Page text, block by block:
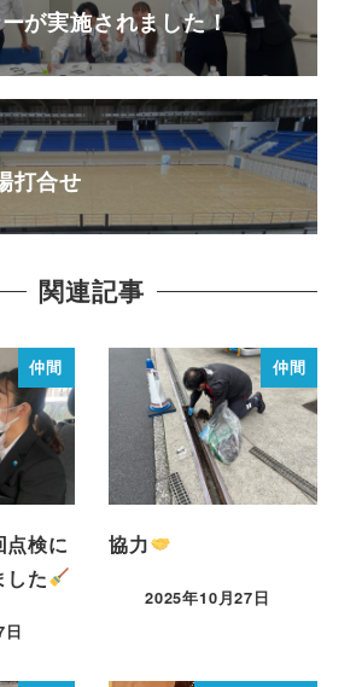
が実施されました！
打合せ
関連記事
仲間
点検に
した
日
仲間
協力
2025年10月27日